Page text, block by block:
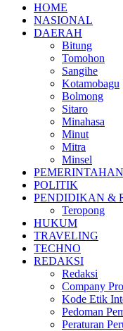
HOME
NASIONAL
DAERAH
Bitung
Tomohon
Sangihe
Kotamobagu
Bolmong
Sitaro
Minahasa
Minut
Mitra
Minsel
PEMERINTAHAN
POLITIK
PENDIDIKAN &
Teropong
HUKUM
TRAVELING
TECHNO
REDAKSI
Redaksi
Company
Kode Etik
Pedoman
Peraturan